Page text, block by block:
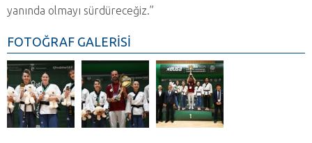
yanında olmayı sürdüreceğiz.”
FOTOĞRAF GALERİSİ